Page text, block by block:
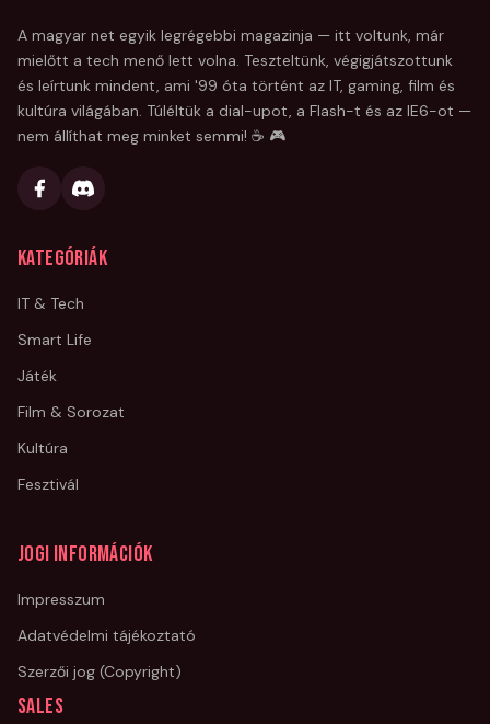
A magyar net egyik legrégebbi magazinja — itt voltunk, már
mielőtt a tech menő lett volna. Teszteltünk, végigjátszottunk
és leírtunk mindent, ami '99 óta történt az IT, gaming, film és
kultúra világában. Túléltük a dial-upot, a Flash-t és az IE6-ot —
nem állíthat meg minket semmi! ☕ 🎮
Kategóriák
IT & Tech
Smart Life
Játék
Film & Sorozat
Kultúra
Fesztivál
Jogi információk
Impresszum
Adatvédelmi tájékoztató
Szerzői jog (Copyright)
Sales